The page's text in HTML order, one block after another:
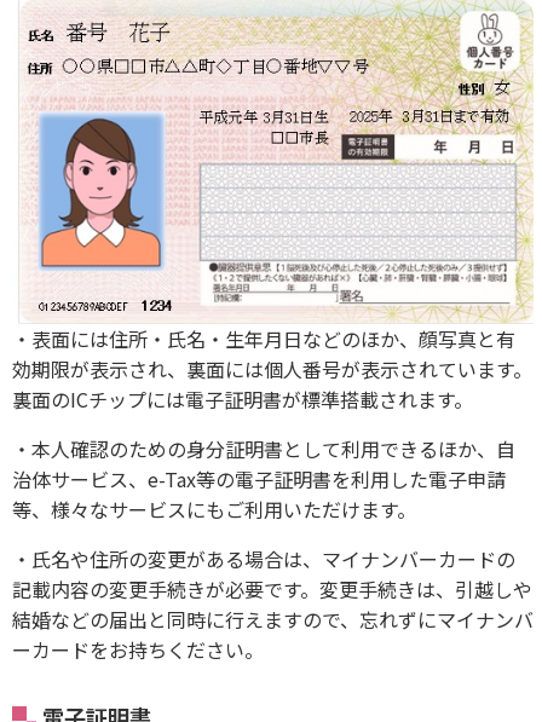
・表面には住所・氏名・生年月日などのほか、顔写真と有
効期限が表示され、裏面には個人番号が表示されています。
裏面のICチップには電子証明書が標準搭載されます。
・本人確認のための身分証明書として利用できるほか、自
治体サービス、e-Tax等の電子証明書を利用した電子申請
等、様々なサービスにもご利用いただけます。
・氏名や住所の変更がある場合は、マイナンバーカードの
記載内容の変更手続きが必要です。変更手続きは、引越しや
結婚などの届出と同時に行えますので、忘れずにマイナンバ
ーカードをお持ちください。